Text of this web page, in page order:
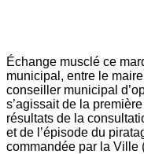
Échange musclé ce
municipal, entre le
conseiller municipal
s’agissait de la
résultats de la
et de l’épisode du
commandée par la Ville